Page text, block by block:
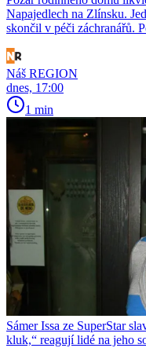
Napajedlech na Zlínsku.
skončil v péči záchranářů.
Náš REGION
dnes, 17:00
1 min
Sámer Issa ze SuperStar
kluk,“ reagují lidé na jeho